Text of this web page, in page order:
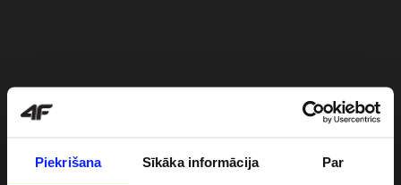
Piekrišana Sīkāka informācija Par